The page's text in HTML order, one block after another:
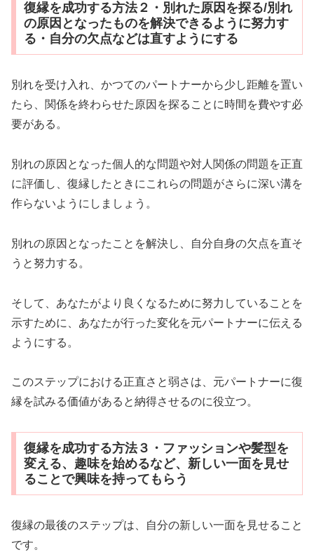
復縁を成功する方法２・別れた原因を探る/別れ
の原因となったものを解決できるように努力す
る・自分の欠点などは直すようにする
別れを受け入れ、かつてのパートナーから少し距離を置い
たら、関係を終わらせた原因を探ることに時間を費やす必
要がある。
別れの原因となった個人的な問題や対人関係の問題を正直
に評価し、復縁したときにこれらの問題がさらに深い溝を
作らないようにしましょう。
別れの原因となったことを解決し、自分自身の欠点を直そ
うと努力する。
そして、あなたがより良くなるために努力していることを
示すために、あなたが行った変化を元パートナーに伝える
ようにする。
このステップにおける正直さと弱さは、元パートナーに復
縁を試みる価値があると納得させるのに役立つ。
復縁を成功する方法３・ファッションや髪型を
変える、趣味を始めるなど、新しい一面を見せ
ることで興味を持ってもらう
復縁の最後のステップは、自分の新しい一面を見せること
です。